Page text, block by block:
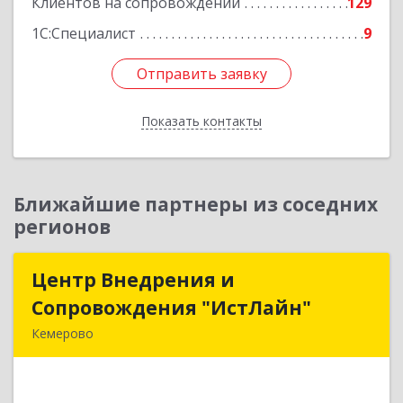
1С:Специалист
9
Отправить заявку
Показать контакты
Отправить заявку
Назад
Ближайшие партнеры из соседних
регионов
Центр Внедрения и
Сопровождения "ИстЛайн"
Кемерово
Центр Внедрения и
Сопровождения "ИстЛайн"